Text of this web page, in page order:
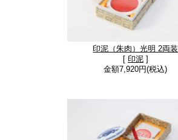
印泥（朱肉）光明 2両装
印泥]
金額7,920円(税込)